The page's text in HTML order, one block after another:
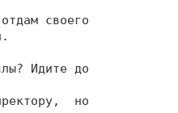
своего
Идите до
но